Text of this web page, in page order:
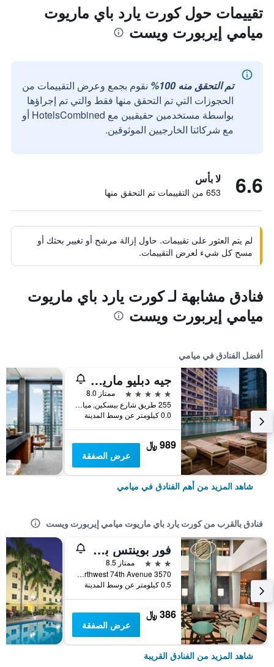
تقييمات حول كورت يارد باي ماريوت
ميامي إيربورت ويست
تم التحقق منه 100%
نقوم بجمع وعرض التقييمات من
الحجوزات التي تم التحقق منها فقط والتي تم إجراؤها
بواسطة مستخدمين حقيقيين مع HotelsCombined أو
مع شركائنا الخارجيين الموثوقين.
6.6 لا بأس
653 من التقييمات تم التحقق منها
لم يتم العثور على تقييمات. حاول إزالة مرشح أو تغيير بحثك أو
مسح كل شيء لعرض التقييمات.
فنادق مشابهة لـ كورت يارد باي ماريوت
ميامي إيربورت ويست
أفضل الفنادق في ميامي
جيه دبليو ماريوت ماركيز ميامي
5 نجوم
ممتاز 8.0
255 طريق شارع بيسكين, ميامي, FL, الولايات المتحدة الأميريكية
0.0 كيلومتر عن وسط المدينة
989 ﷼
عرض الصفقة
شاهد المزيد من أهم الفنادق في ميامي
فنادق بالقرب من كورت يارد باي ماريوت ميامي إيربورت ويست
فور بوينتس باي شيراتون ميامي أيربورت
3 نجوم
ممتاز 8.5
3570 Northwest 74th Avenue, ميامي, FL, الولايات المتحدة الأميريكية
0.5 كيلومتر عن وسط المدينة
386 ﷼
عرض الصفقة
شاهد المزيد من الفنادق القريبة